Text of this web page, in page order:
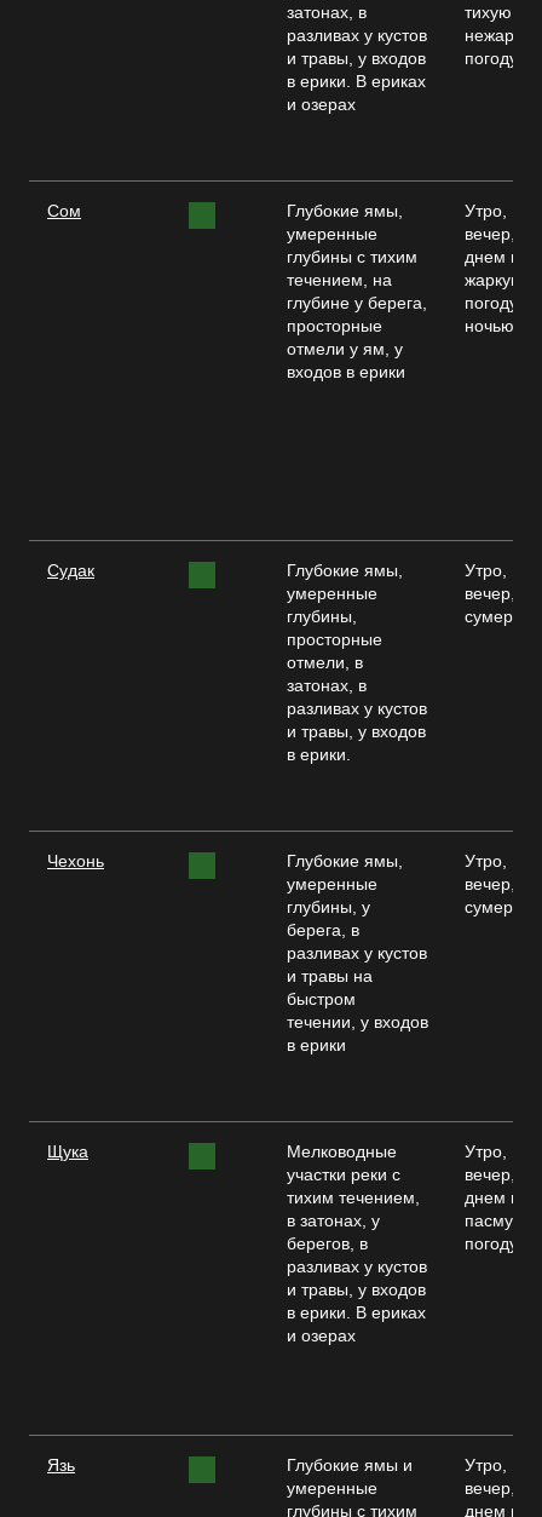
затонах, в
разливах у кустов
и травы, у входов
в ерики. В ериках
и озерах
тихую,
нежаркую
погоду
Сом
Глубокие ямы,
умеренные
глубины с тихим
течением, на
глубине у берега,
просторные
отмели у ям, у
входов в ерики
Утро,
вечер,
днем в
жаркую
погоду,
ночью
Судак
Глубокие ямы,
умеренные
глубины,
просторные
отмели, в
затонах, в
разливах у кустов
и травы, у входов
в ерики.
Утро,
вечер,
сумерки
Чехонь
Глубокие ямы,
умеренные
глубины, у
берега, в
разливах у кустов
и травы на
быстром
течении, у входов
в ерики
Утро,
вечер,
сумерки
Щука
Мелководные
участки реки с
тихим течением,
в затонах, у
берегов, в
разливах у кустов
и травы, у входов
в ерики. В ериках
и озерах
Утро,
вечер,
днем в
погоду
Язь
Глубокие ямы и
умеренные
глубины с тихим
Утро,
вечер,
днем в